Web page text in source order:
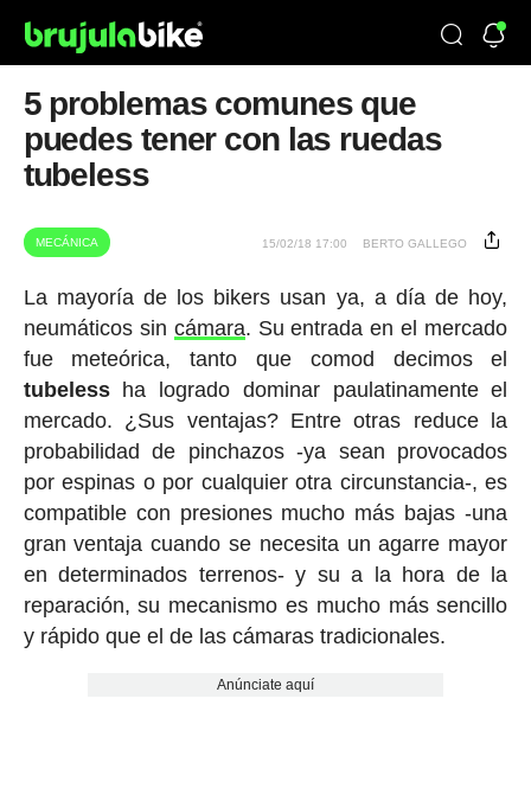
5 problemas comunes que
puedes tener con las ruedas
tubeless
MECÁNICA 15/02/18 17:00 BERTO GALLEGO
La mayoría de los bikers usan ya, a día de hoy,
neumáticos sin cámara. Su entrada en el mercado
fue meteórica, tanto que comod decimos el
tubelessha logrado dominar paulatinamente el
mercado. ¿Sus ventajas? Entre otras reduce la
probabilidad de pinchazos -ya sean provocados
por espinas o por cualquier otra circunstancia-, es
compatible con presiones mucho más bajas -una
gran ventaja cuando se necesita un agarre mayor
en determinados terrenos- y su a la hora de la
reparación, su mecanismo es mucho más sencillo
y rápido que el de las cámaras tradicionales.
Anúnciate aquí